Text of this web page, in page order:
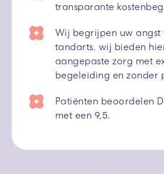
transparante
Wij begrijpen uw angst
tandarts, wij bieden
aangepaste zorg met
begeleiding en zonder
Patiënten beoordelen
met een 9,5.